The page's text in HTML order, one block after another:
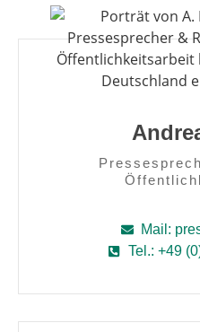
Mail:
Tel.: +49